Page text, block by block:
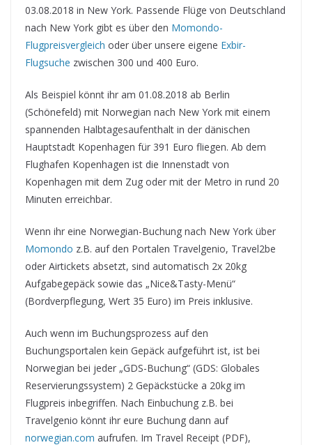
03.08.2018 in New York. Passende Flüge von Deutschland
nach New York gibt es über den Momondo-
Flugpreisvergleich oder über unsere eigene Exbir-
Flugsuche zwischen 300 und 400 Euro.
Als Beispiel könnt ihr am 01.08.2018 ab Berlin
(Schönefeld) mit Norwegian nach New York mit einem
spannenden Halbtagesaufenthalt in der dänischen
Hauptstadt Kopenhagen für 391 Euro fliegen. Ab dem
Flughafen Kopenhagen ist die Innenstadt von
Kopenhagen mit dem Zug oder mit der Metro in rund 20
Minuten erreichbar.
Wenn ihr eine Norwegian-Buchung nach New York über
Momondo z.B. auf den Portalen Travelgenio, Travel2be
oder Airtickets absetzt, sind automatisch 2x 20kg
Aufgabegepäck sowie das „Nice&Tasty-Menü“
(Bordverpflegung, Wert 35 Euro) im Preis inklusive.
Auch wenn im Buchungsprozess auf den
Buchungsportalen kein Gepäck aufgeführt ist, ist bei
Norwegian bei jeder „GDS-Buchung“ (GDS: Globales
Reservierungssystem) 2 Gepäckstücke a 20kg im
Flugpreis inbegriffen. Nach Einbuchung z.B. bei
Travelgenio könnt ihr eure Buchung dann auf
norwegian.com aufrufen. Im Travel Receipt (PDF),